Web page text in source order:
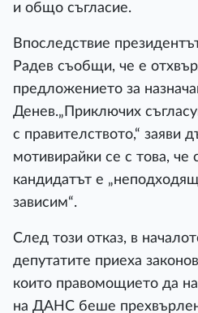
и общо съгласие.
Впоследствие
Радев съобщи, че е
предложението за
Денев.„Приключих
с правителството,“ заяви
мотивирайки се с това, че
кандидатът е
зависим“.
След този отказ, в
депутатите приеха
които правомощието да
на ДАНС беше